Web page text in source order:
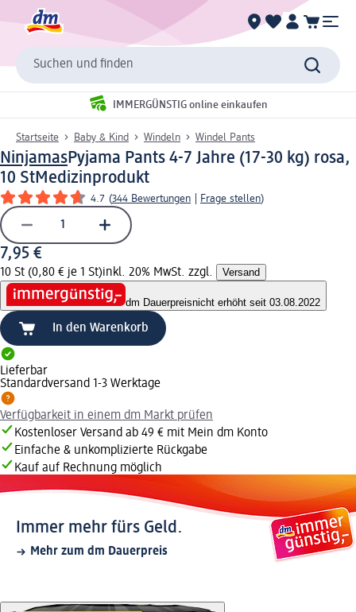
Suchen und finden
IMMERGÜNSTIG online einkaufen
Startseite Baby & Kind Windeln Windel Pants
NinjamasPyjama Pants 4-7 Jahre (17-30 kg) rosa,
10 StMedizinprodukt
4.7 (344 Bewertungen Frage stellen)
7,95 €
10 St (0,80 € je 1 St)inkl. 20% MwSt. zzgl. Versand
dm Dauerpreisnicht erhöht seit 03.08.2022
In den Warenkorb
Lieferbar
Standardversand 1-3 Werktage
Verfügbarkeit in einem dm Markt prüfen
Kostenloser Versand ab 49 € mit Mein dm Konto
Einfache & unkomplizierte Rückgabe
Kauf auf Rechnung möglich
Immer mehr fürs Geld.
Mehr zum dm Dauerpreis